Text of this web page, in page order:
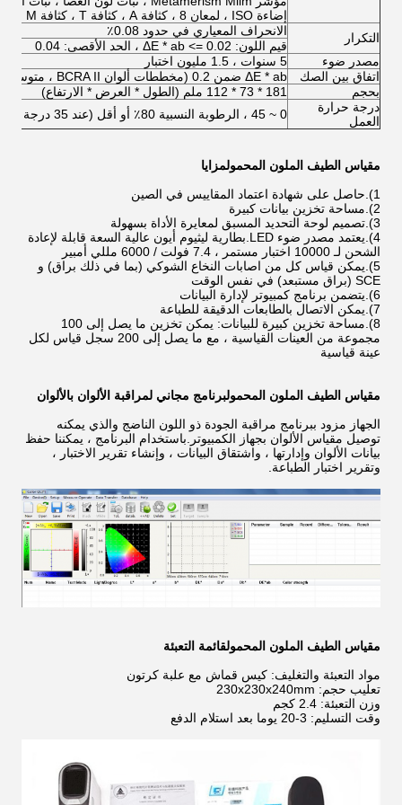
إضاءة ISO ، لمعان 8 ، كثافة A ، كثافة T ، كثافة M ، كثافة E
التكرار
الانحراف المعياري في حدود 0.08٪
قيم اللون: ΔE * ab <= 0.02 ،
الحد الأقصى: 0.04
مصدر ضوء
5 سنوات ، 1.5 مليون اختبار
اتفاق بين الصك
ΔE * ab ضمن 0.2 (مخططات ألوان BCRA II ، متوسط ​​12 مخططًا)
بحجم
181 * 73 * 112 ملم (الطول * العرض * الارتفاع)
درجة حرارة
العمل
0 ~ 45 ، الرطوبة النسبية 80٪ أو أقل (عند 35 درجة مئوية) ، بدون تكاثف
مقياس الطيف الملون المحمولمزايا
1).حاصل على شهادة اعتماد المقاييس في الصين
2).مساحة تخزين بيانات كبيرة
3).تصميم لوحة التحديد المسبق لمعايرة الأداة بسهولة
4).يعتمد مصدر ضوء LED.بطارية ليثيوم أيون عالية السعة قابلة لإعادة
الشحن لـ 10000 اختبار مستمر ، 7.4 فولت / 6000 مللي أمبير
5).يمكن قياس كل من اصابات النخاع الشوكي (بما في ذلك براق) و
SCE (براق مستبعد) في نفس الوقت
6).يتضمن برنامج كمبيوتر لإدارة البيانات
7).يمكن الاتصال بالطابعات الدقيقة للطباعة
8).مساحة تخزين كبيرة للبيانات: يمكن تخزين ما يصل إلى 100
مجموعة من العينات القياسية ، مع ما يصل إلى 200 سجل قياس لكل
عينة قياسية
مقياس الطيف الملون المحمولبرنامج مجاني لمراقبة الألوان بالألوان
الجهاز مزود ببرنامج مراقبة الجودة ذو اللون الناضج والذي يمكنه
توصيل مقياس الألوان بجهاز الكمبيوتر.باستخدام البرنامج ، يمكننا حفظ
بيانات الألوان وإدارتها ، واشتقاق البيانات ، وإنشاء تقرير الاختبار ،
وتقرير اختبار الطباعة.
مقياس الطيف الملون المحمولقائمة التعبئة
مواد التعبئة والتغليف: كيس قماش مع علبة كرتون
تعليب حجم: 230x230x240mm
وزن التعبئة: 2.4 كجم
وقت التسليم: 3-20 يوما بعد استلام الدفع